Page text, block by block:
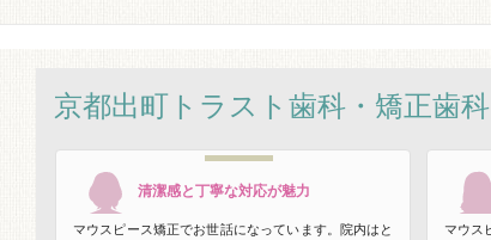
京都出町トラスト歯科・矯正歯科
清潔感と丁寧な対応が魅力
マウスピース矯正でお世話になっています。院内はと
マウス